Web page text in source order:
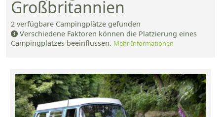
Großbritannien
2 verfügbare Campingplätze gefunden
Verschiedene Faktoren können die Platzierung eines
Campingplatzes beeinflussen. Mehr Informationen